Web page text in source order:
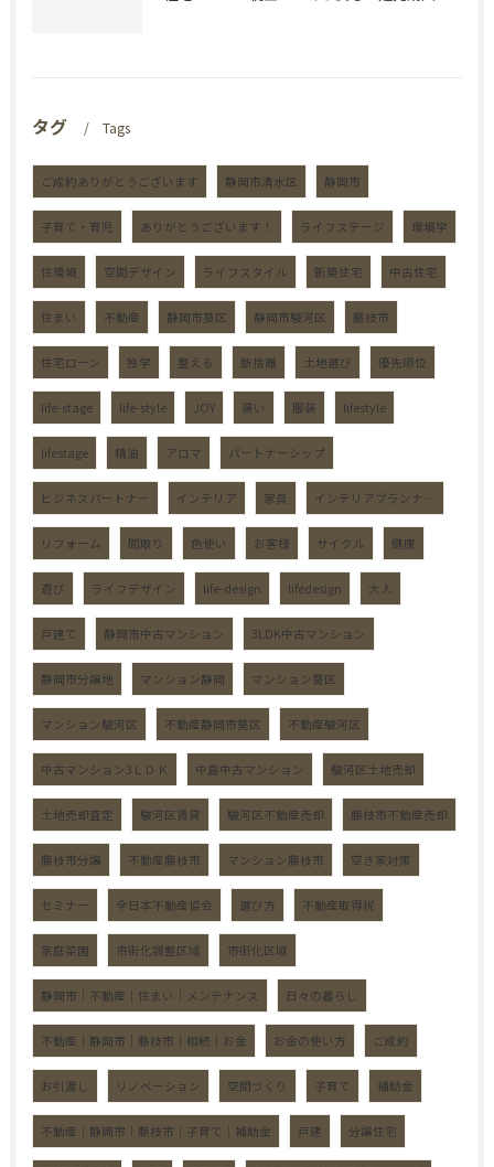
タグ Tags
ご成約ありがとうございます 静岡市清水区 静岡市
子育て・育児 ありがとうございます！ ライフステージ 環境学
住環境 空間デザイン ライフスタイル 新築住宅 中古住宅
住まい 不動産 静岡市葵区 静岡市駿河区 藤枝市
住宅ローン 独学 整える 断捨離 土地選び 優先順位
life-stage life-style JOY 装い 服装 lifestyle
lifestage 精油 アロマ パートナーシップ
ビジネスパートナー インテリア 家具 インテリアプランナ―
リフォーム 間取り 色使い お客様 サイクル 健康
遊び ライフデザイン life-design lifedesign 大人
戸建て 静岡市中古マンション 3LDK中古マンション
静岡市分譲地 マンション静岡 マンション葵区
マンション駿河区 不動産静岡市葵区 不動産駿河区
中古マンション3ＬＤＫ 中島中古マンション 駿河区土地売却
土地売却査定 駿河区賃貸 駿河区不動産売却 藤枝市不動産売却
藤枝市分譲 不動産藤枝市 マンション藤枝市 空き家対策
セミナー 全日本不動産協会 選び方 不動産取得税
家庭菜園 市街化調整区域 市街化区域
静岡市｜不動産｜住まい｜メンテナンス 日々の暮らし
不動産｜静岡市｜藤枝市｜相続｜お金 お金の使い方 ご成約
お引渡し リノベーション 空間づくり 子育て 補助金
不動産｜静岡市｜藤枝市｜子育て｜補助金 戸建 分譲住宅